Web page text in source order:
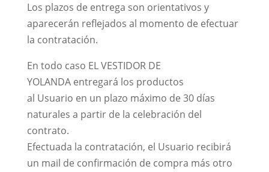
Los plazos de entrega son orientativos y
aparecerán reflejados al momento de efectuar
la contratación.
En todo caso EL VESTIDOR DE
YOLANDA entregará los productos
al Usuario en un plazo máximo de 30 días
naturales a partir de la celebración del
contrato.
Efectuada la contratación, el Usuario recibirá
un mail de confirmación de compra más otro